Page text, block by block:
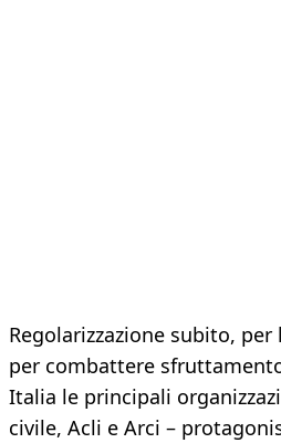
Regolarizzazione subito, per
per combattere
Italia le principali
civile, Acli e Arci –